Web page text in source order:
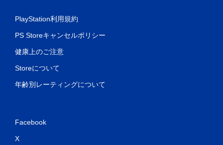
PlayStation利用規約
PS Storeキャンセルポリシー
健康上のご注意
Storeについて
年齢別レーティングについて
Facebook
X